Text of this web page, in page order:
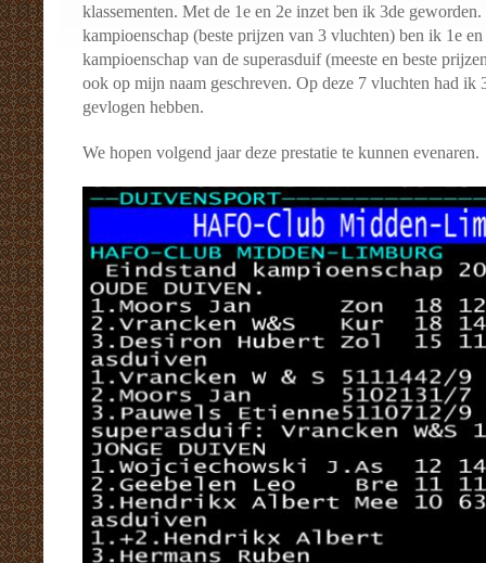
klassementen. Met de 1e en 2e inzet ben ik 3de
kampioenschap (beste prijzen van 3 vluchten) ben ik 1e
kampioenschap van de superasduif (meeste en beste
ook op mijn naam geschreven. Op deze 7 vluchten had ik
gevlogen hebben.
We hopen volgend jaar deze prestatie te kunnen evenaren.